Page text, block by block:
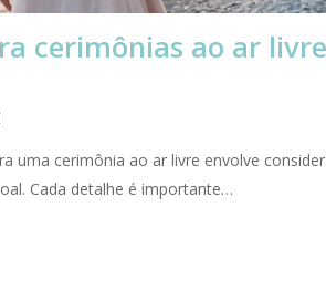
cerimônias ao ar
uma cerimônia ao ar livre envolve
Cada detalhe é importante…